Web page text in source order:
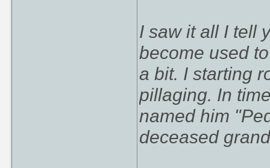
I saw it all I tell
become used
a bit. I starting
pillaging. In
named him
deceased